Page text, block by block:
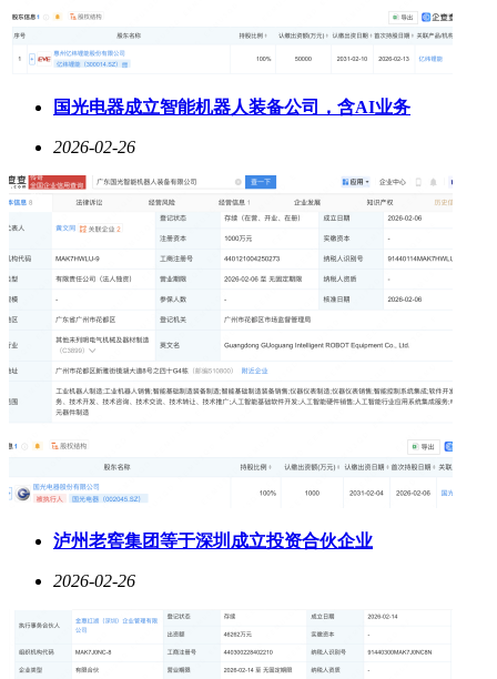
国光电器成立智能机器人装备公司，含AI业务
2026-02-26
泸州老窖集团等于深圳成立投资合伙企业
2026-02-26